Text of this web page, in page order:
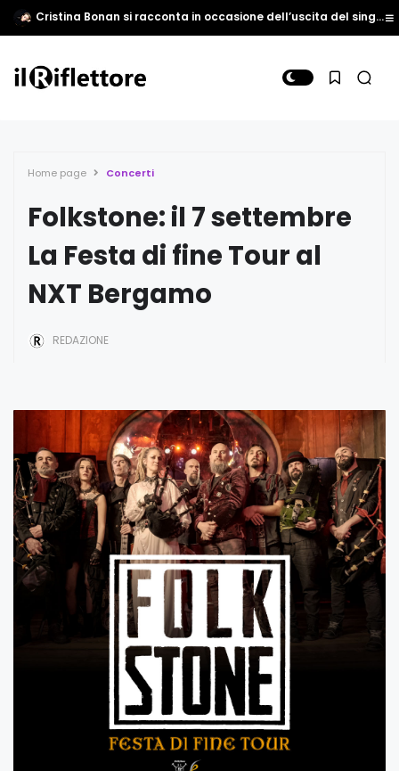
Cristina Bonan si racconta in occasione dell’uscita del singolo “Come vedi tu”
Home page Concerti
Folkstone: il 7 settembre
La Festa di fine Tour al
NXT Bergamo
REDAZIONE